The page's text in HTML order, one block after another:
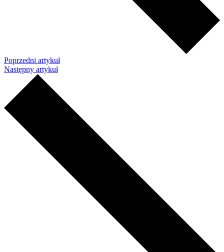
Poprzedni artykuł
Następny artykuł